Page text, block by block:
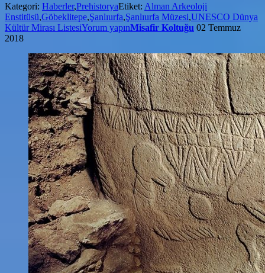
Miras
Listesi’ne
18’den
Kategori: Haberler,PrehistoryaEtiket: Alman Arkeoloji
Enstitüsü,Göbeklitepe,Şanlıurfa,Şanlıurfa Müzesi,UNESCO Dünya
Kültür Mirası ListesiYorum yapınMisafir Koltuğu 02 Temmuz
2018